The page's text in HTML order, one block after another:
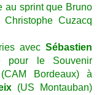
au sprint que Bruno
Cuzacq
avec Sébastien
pour le Souvenir
Bordeaux) à
(US Montauban)